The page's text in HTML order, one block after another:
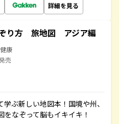
詳細を見る
り方 旅地図 アジア編
康
売
ぶ新しい地図本！国境や州、
なぞって脳もイキイキ！